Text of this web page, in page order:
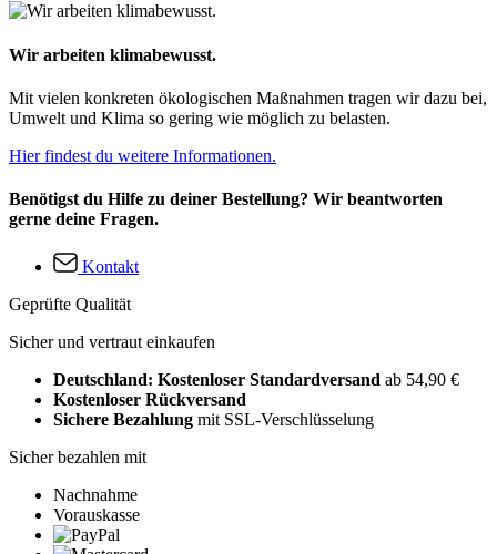
Wir arbeiten klimabewusst.
Mit vielen konkreten ökologischen Maßnahmen tragen wir dazu bei,
Umwelt und Klima so gering wie möglich zu belasten.
Hier findest du weitere Informationen.
Benötigst du Hilfe zu deiner Bestellung? Wir beantworten
gerne deine Fragen.
Kontakt
Geprüfte Qualität
Sicher und vertraut einkaufen
Deutschland: Kostenloser Standardversand ab 54,90 €
Kostenloser Rückversand
Sichere Bezahlung mit SSL-Verschlüsselung
Sicher bezahlen mit
Nachnahme
Vorauskasse